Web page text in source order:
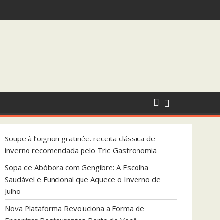
pelo Trio Gastronomia
Aquece o Inverno de Julho
Soupe à l’oignon gratinée: receita clássica de
inverno recomendada pelo Trio Gastronomia
Sopa de Abóbora com Gengibre: A Escolha
Saudável e Funcional que Aquece o Inverno de
Julho
Nova Plataforma Revoluciona a Forma de